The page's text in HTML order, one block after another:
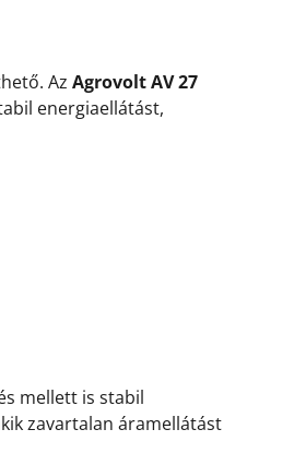
Az Agrovolt AV 27
energiaellátást,
mellett is stabil
zavartalan áramellátást